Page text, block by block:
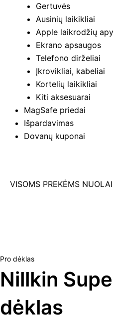
Gertuvės
Ausinių laikikliai
Apple laikrodžių
Ekrano apsaugos
Telefono dirželiai
Įkrovikliai, kabeliai
Kortelių laikikliai
Kiti aksesuarai
MagSafe priedai
Išpardavimas
Dovanų kuponai
VISOMS PREKĖMS
Pro dėklas
Nillkin
dėklas